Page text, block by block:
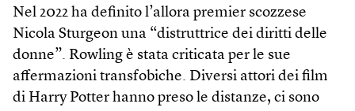
Nel 2022 ha definito l’allora premier scozzese
Nicola Sturgeon una “distruttrice dei diritti delle
donne”. Rowling è stata criticata per le sue
affermazioni transfobiche. Diversi attori dei film
di Harry Potter hanno preso le distanze, ci sono